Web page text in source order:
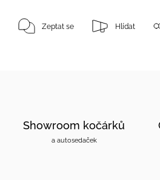
Zeptat se Hlídat
Showroom kočárků
a autosedaček